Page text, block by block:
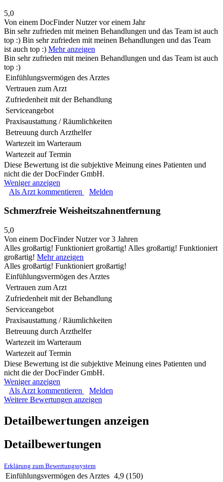
5,0
Von einem DocFinder Nutzervor einem Jahr
Bin sehr zufrieden mit meinen Behandlungen und das Team ist auch
top :) Bin sehr zufrieden mit meinen Behandlungen und das Team
ist auch top :) Mehr anzeigen
Bin sehr zufrieden mit meinen Behandlungen und das Team ist auch
top :)
Einfühlungsvermögen des Arztes
Vertrauen zum Arzt
Zufriedenheit mit der Behandlung
Serviceangebot
Praxisaustattung / Räumlichkeiten
Betreuung durch Arzthelfer
Wartezeit im Warteraum
Wartezeit auf Termin
Diese Bewertung ist die subjektive Meinung eines Patienten und
nicht die der DocFinder GmbH.
Weniger anzeigen
Als Arzt kommentieren
Melden
Schmerzfreie Weisheitszahnentfernung
5,0
Von einem DocFinder Nutzervor 3 Jahren
Alles großartig! Funktioniert großartig! Alles großartig! Funktioniert
großartig! Mehr anzeigen
Alles großartig! Funktioniert großartig!
Einfühlungsvermögen des Arztes
Vertrauen zum Arzt
Zufriedenheit mit der Behandlung
Serviceangebot
Praxisaustattung / Räumlichkeiten
Betreuung durch Arzthelfer
Wartezeit im Warteraum
Wartezeit auf Termin
Diese Bewertung ist die subjektive Meinung eines Patienten und
nicht die der DocFinder GmbH.
Weniger anzeigen
Als Arzt kommentieren
Melden
Weitere Bewertungen anzeigen
Detailbewertungen anzeigen
Detailbewertungen
Erklärung zum Bewertungssystem
Einfühlungsvermögen des Arztes 4,9 (150)